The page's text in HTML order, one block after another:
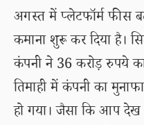
अगस्त में प्लेटफॉर्म फीस
कमाना शुरू कर दिया है।
कंपनी ने 36 करोड़ रुपये
तिमाही में कंपनी का
हो गया। जैसा कि आप